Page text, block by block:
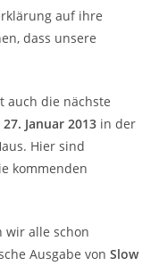
auf ihre
dass unsere
auch die nächste
27. Januar 2013 in der
Hier sind
kommenden
wir alle schon
Ausgabe von Slow